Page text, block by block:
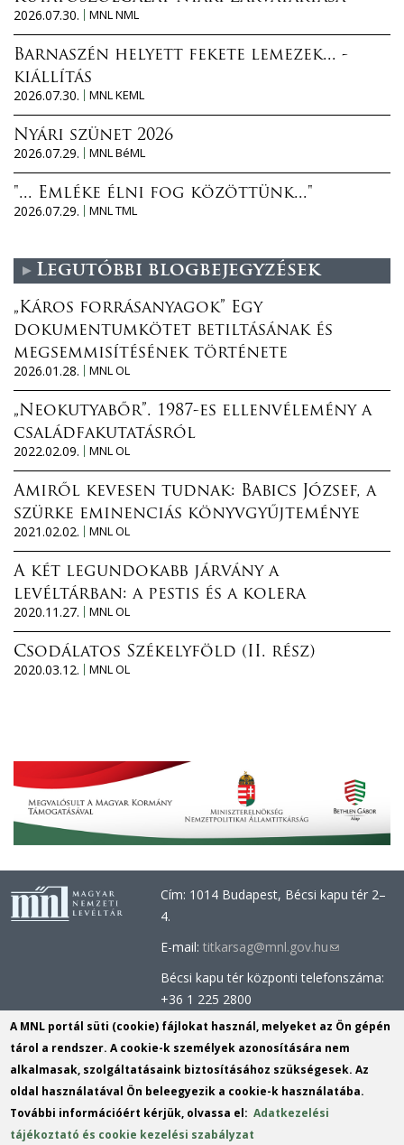
2026.07.30.
MNL NML
Barnaszén helyett fekete lemezek... -
kiállítás
2026.07.30.
MNL KEML
Nyári szünet 2026
2026.07.29.
MNL BéML
"... Emléke élni fog közöttünk..."
2026.07.29.
MNL TML
Legutóbbi blogbejegyzések
„Káros forrásanyagok” Egy
dokumentumkötet betiltásának és
megsemmisítésének története
2026.01.28.
MNL OL
„Neokutyabőr”. 1987-es ellenvélemény a
családfakutatásról
2022.02.09.
MNL OL
Amiről kevesen tudnak: Babics József, a
szürke eminenciás könyvgyűjteménye
2021.02.02.
MNL OL
A két legundokabb járvány a
levéltárban: a pestis és a kolera
2020.11.27.
MNL OL
Csodálatos Székelyföld (II. rész)
2020.03.12.
MNL OL
Cím: 1014 Budapest, Bécsi kapu tér 2–
4.
E-mail:titkarsag@mnl.gov.hu(link
sends
mail)
Bécsi kapu tér központi telefonszáma:
+36 1 225 2800
Óbudai épület központi telefonszáma:
+36 1 437 0660
Információs Iroda (Kutatószolgálat):
info@mnl.gov.hu(link
sends
Tel.: +36 1 225 2843, +36 1 225 2844
Postacím: 1014 Budapest, Bécsi kapu
A MNL portál süti (cookie) fájlokat használ, melyeket az Ön gépén
tárol a rendszer. A cookie-k személyek azonosítására nem
alkalmasak, szolgáltatásaink biztosításához szükségesek. Az
oldal használatával Ön beleegyezik a cookie-k használatába.
További információért kérjük, olvassa el:Adatkezelési
tájékoztató és cookie kezelési szabályzat